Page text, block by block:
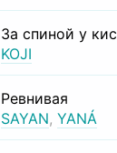
За спиной у
KOJI
Ревнивая
SAYAN, YANÁ